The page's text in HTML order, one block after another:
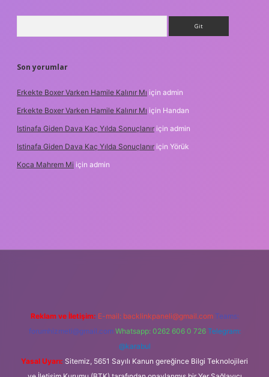
Son yorumlar
Erkekte Boxer Varken Hamile Kalınır Mı için admin
Erkekte Boxer Varken Hamile Kalınır Mı için Handan
Istinafa Giden Dava Kaç Yılda Sonuçlanır için admin
Istinafa Giden Dava Kaç Yılda Sonuçlanır için Yörük
Koca Mahrem Mi için admin
Reklam ve İletişim: E-mail: backlinkpaneli@gmail.com Teams:
forumhizmeti@gmail.com Whatsapp: 0262 606 0 726 Telegram:
@karabul
Yasal Uyarı: Sitemiz, 5651 Sayılı Kanun gereğince Bilgi Teknolojileri